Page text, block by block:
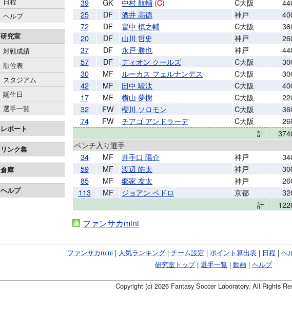
ヘルプ
研究室
対戦成績
順位表
スタジアム
誕生日
選手一覧
レポート
リンク集
倉庫
ヘルプ
39
GK 中村 航輔 (C) C大阪
25
DF 酒井 高徳 神戸
72
DF 畠中 槙之輔 C大阪
20
DF 山川 哲史 神戸
37
DF 永戸 勝也 神戸
57
DF ディオン クールズ C大阪
30
MF ルーカス フェルナンデス C大阪
42
MF 田中 駿汰 C大阪
17
MF 横山 夢樹 C大阪
32
FW 櫻川 ソロモン C大阪
74
FW チアゴ アンドラーデ C大阪
計
ベンチ入り選手
34
MF 井手口 陽介 神戸
59
MF 渡辺 皓太 神戸
85
MF 郷家 友太 神戸
113
MF ジョアン ペドロ 京都
計
ファンサカmini
ファンサカmini | 人気ランキング| チーム設定 | ポイント算出表| 日程 | ヘ
研究室トップ| 選手一覧 | 動画 | ヘルプ
Copyright (c) 2026 Fantasy Soccer Laboratory. All Rights